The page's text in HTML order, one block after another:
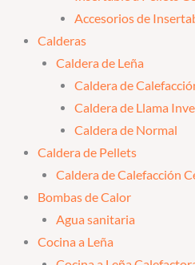
Accesorios de
Calderas
Caldera de Leña
Caldera de
Caldera de Llama
Caldera de Normal
Caldera de Pellets
Caldera de Calefacción
Bombas de Calor
Agua sanitaria
Cocina a Leña